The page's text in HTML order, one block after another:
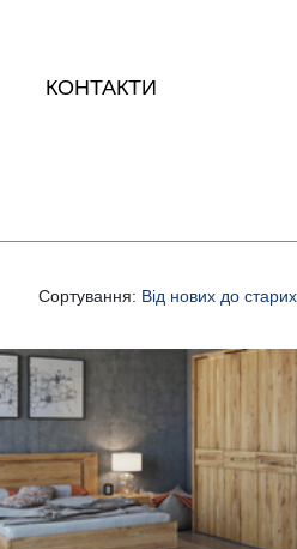
КОНТАКТИ
Сортування: Від нових до старих